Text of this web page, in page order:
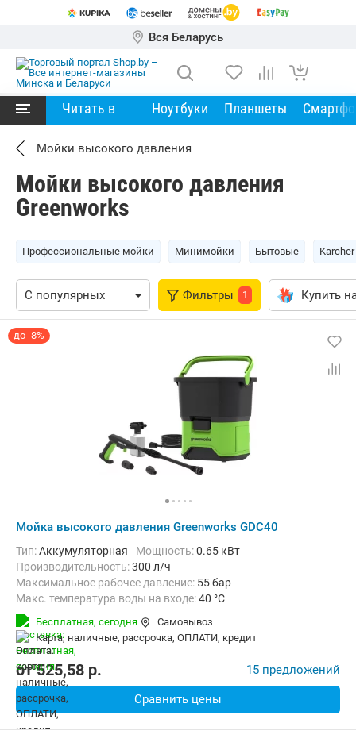
Вся Беларусь
Читать в Ноутбуки Планшеты
Мойки высокого давления
Мойки высокого давления
Greenworks
Профессиональные мойки Минимойки Бытовые Karcher
Фильтры 1 Купить
до -8%
Мойка высокого давления Greenworks GDC40
Тип:Аккумуляторная Мощность:0.65 кВт
Производительность:300 л/ч
Максимальное рабочее давление: 55 бар
Макс. температура воды на входе:40 °C
Длина шланга высокого давления :
Бесплатная, сегодня
Самовывоз
карта, наличные, рассрочка, ОПЛАТИ, кредит
от525,58 p. 15 предложений
Сравнить цены